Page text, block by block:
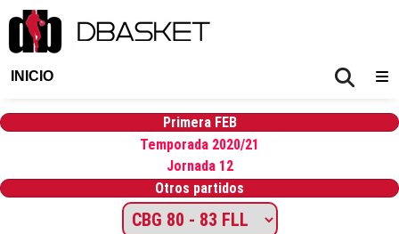
INICIO
Primera FEB
Temporada 2020/21
Jornada 12
Otros partidos